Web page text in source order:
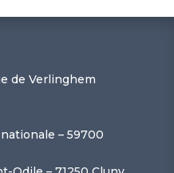
de Verlinghem
nationale – 59700